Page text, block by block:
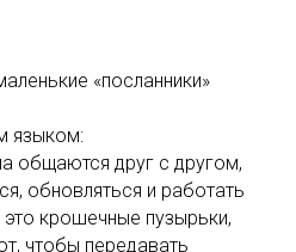
«посланники»
языком:
общаются друг с другом,
обновляться и работать
крошечные пузырьки,
чтобы передавать